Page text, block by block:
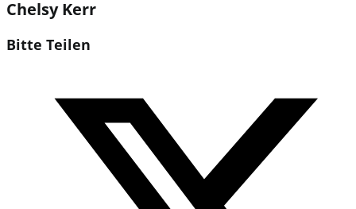
Chelsy Kerr
Bitte Teilen